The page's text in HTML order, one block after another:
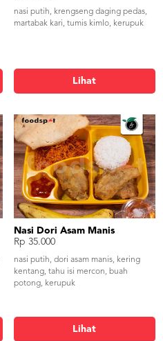
nasi putih, krengseng daging pedas,
martabak kari, tumis kimlo, kerupuk
Lihat
Nasi Dori Asam Manis
Rp 35.000
nasi putih, dori asam manis, kering
kentang, tahu isi mercon, buah
potong, kerupuk
Lihat